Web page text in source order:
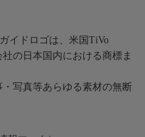
イドロゴは、米国TiVo
の日本国内における商標ま
写真等あらゆる素材の無断